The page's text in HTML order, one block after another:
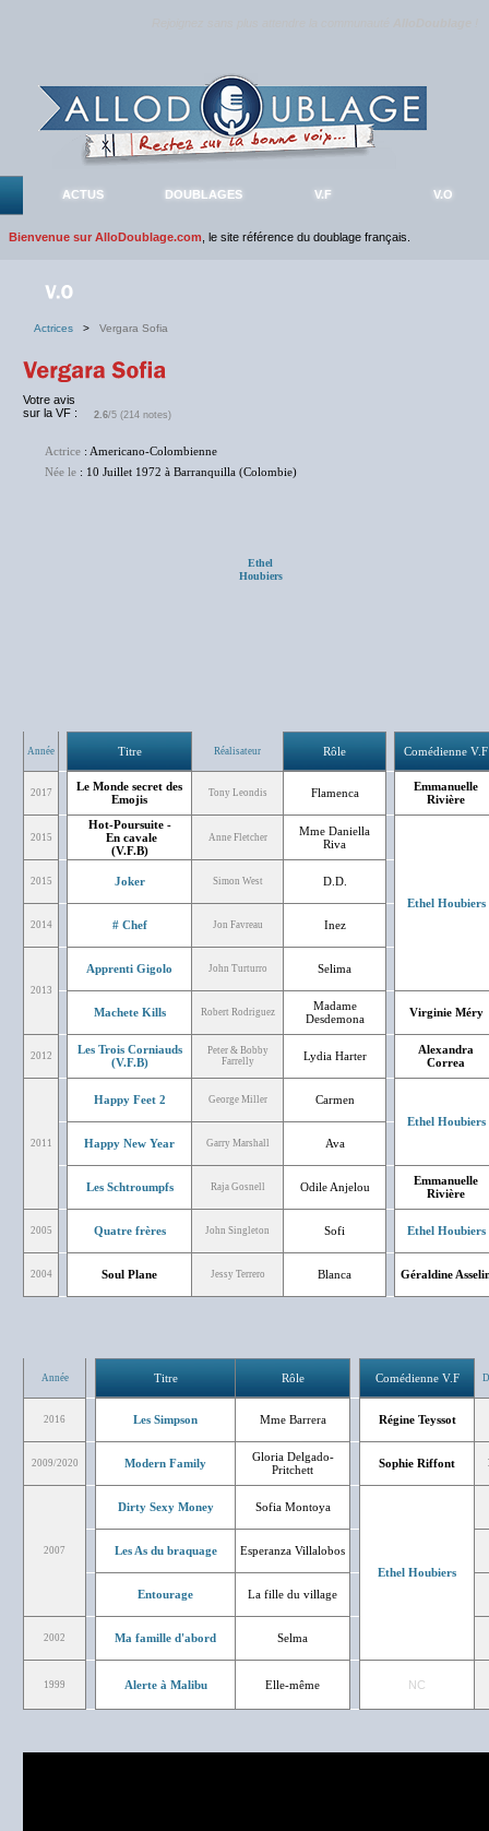
ACTUS DOUBLAGES V.F V.O
Bienvenue sur AlloDoublage.com , le site référence du doublage français.
Actrices > Vergara Sofia
Votre avis
sur la VF :
2.6/5 (214 notes)
Actrice : Americano-Colombienne
Née le : 10 Juillet 1972 à Barranquilla (Colombie)
Ethel
Houbiers
Année Titre Réalisateur Rôle Comédienne V.F
2017
Le Monde secret des
Emojis
Tony Leondis Flamenca
Emmanuelle
Rivière
2015
Hot-Poursuite -
En cavale
(V.F.B)
Anne Fletcher
Mme Daniella
Riva
Ethel Houbiers
2015 Joker Simon West D.D.
2014 # Chef Jon Favreau Inez
2013
Apprenti Gigolo John Turturro Selima
Machete Kills Robert Rodriguez
Madame
Desdemona
Virginie Méry
2012
Les Trois Corniauds
(V.F.B)
Peter & Bobby
Farrelly
Lydia Harter
Alexandra
Correa
2011
Happy Feet 2 George Miller
Carmen
Ethel Houbiers
Happy New Year
Garry Marshall Ava
Les Schtroumpfs Raja Gosnell Odile Anjelou
Emmanuelle
Rivière
2005 Quatre frères John Singleton Sofi Ethel Houbiers
2004 Soul Plane Jessy Terrero Blanca Géraldine
Année Titre Rôle Comédienne V.F
2016 Les Simpson Mme Barrera Régine Teyssot
2009/2020 Modern Family
Gloria Delgado-
Pritchett
Sophie Riffont
2007
Dirty Sexy Money Sofia Montoya
Ethel Houbiers
Les As du braquage Esperanza Villalobos
Entourage La fille du village
2002 Ma famille d'abord Selma
1999 Alerte à Malibu Elle-même NC